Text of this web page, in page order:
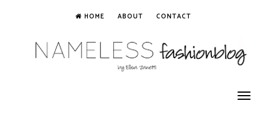
HOME ABOUT CONTACT
Toggle
navigation